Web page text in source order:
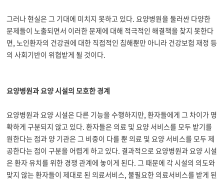
그러나 현실은 그 기대에 미치지 못하고 있다. 요양병원을 둘러싼 다양한
문제들이 노출되면서 이러한 문제에 대해 적극적인 해결책을 찾지 못한다
면, 노인환자의 건강권에 대한 직접적인 침해뿐만 아니라 건강보험 재정 등
의 사회기반이 위협받게 될 것이다.
요양병원과 요양 시설의 모호한 경계
요양병원과 요양 시설은 다른 기능을 수행하지만, 환자들에게 그 차이가 명
확하게 구분되지 않고 있다. 환자들은 의료 및 요양 서비스를 모두 받기를
원한다는 점과 양 기관은 그 비중이 다를 뿐 의료 및 요양 서비스를 모두 제
공한다는 점이 구분을 어렵게 하고 있다. 결과적으로 요양병원과 요양 시설
은 환자 유치를 위한 경쟁 관계에 놓이게 된다. 그 때문에 각 시설의 의도와
맞지 않는 환자들이 제대로 된 의료서비스, 불필요한 의료서비스를 받게 된